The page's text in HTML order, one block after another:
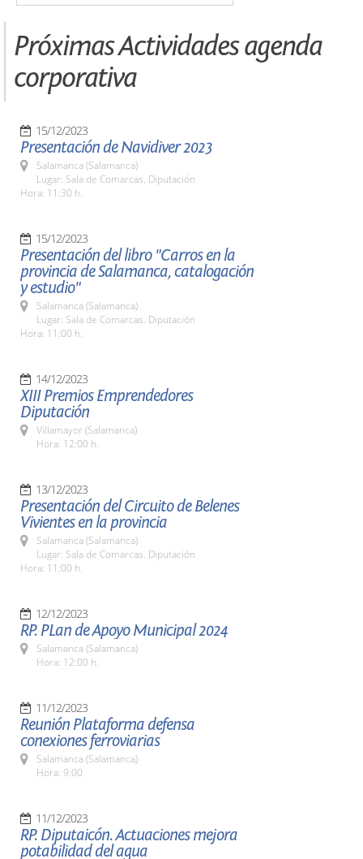
Próximas Actividades agenda
corporativa
15/12/2023
Presentación de Navidiver 2023
Salamanca (Salamanca)
Lugar: Sala de Comarcas. Diputación
Hora: 11:30 h.
15/12/2023
Presentación del libro "Carros en la
provincia de Salamanca, catalogación
y estudio"
Salamanca (Salamanca)
Lugar: Sala de Comarcas. Diputación
Hora: 11:00 h.
14/12/2023
XIII Premios Emprendedores
Diputación
Villamayor (Salamanca)
Hora: 12:00 h.
13/12/2023
Presentación del Circuito de Belenes
Vivientes en la provincia
Salamanca (Salamanca)
Lugar: Sala de Comarcas. Diputación
Hora: 11:00 h.
12/12/2023
RP. PLan de Apoyo Municipal 2024
Salamanca (Salamanca)
Hora: 12:00 h.
11/12/2023
Reunión Plataforma defensa
conexiones ferroviarias
Salamanca (Salamanca)
Hora: 9:00
11/12/2023
RP. Diputaicón. Actuaciones mejora
potabilidad del agua